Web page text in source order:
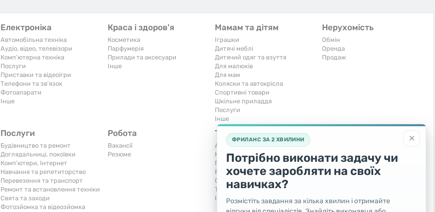
Електроніка
Автомобільна техніка
Аудіо, відео, телевізори
Комп'ютерна техніка
Послуги
Приставки та відеоігри
Телефони та зв'язок
Фотоапарати
Iнше
Краса і здоров'я
Косметика
Парфумерія
Прилади та аксесуари
Iнше
Мамам та дітям
Іграшки
Дитячі меблі
Дитячий одяг та взуття
Для малюків
Для мам
Коляски та автокрісла
Спортивні товари
Шкільне приладдя
Послуги
Iнше
Нерухомість
Обмін
Оренда
Продаж
Послуги
Будівництво та ремонт
Доглядальниці, покоївки
Комп'ютери, Інтернет
Навчання та репетиторство
Перевезення та транспорт
Ремонт та встановлення техніки
Свята та заходи
Фотозйомка та відеозйомка
Робота
Вакансії
Резюме
Тварини та рослини
Акваріумістика
Кішки
Послуги
Рослини та дерева
Собаки
Товари для тварин
Інші тварини
Запчастини та аксесуари
Комерційний транспорт
Легкові автомобілі
Послуги
Яхти, човни, байдарки
×
ФРИЛАНС ЗА 2 ХВИЛИНИ
Потрібно виконати задачу чи
хочете заробляти на своїх
навичках?
Розмістіть завдання за кілька хвилин і отримайте